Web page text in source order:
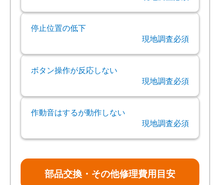
停止位置の低下
現地調査必須
ボタン操作が反応しない
現地調査必須
作動音はするが動作しない
現地調査必須
部品交換・その他修理費用目安